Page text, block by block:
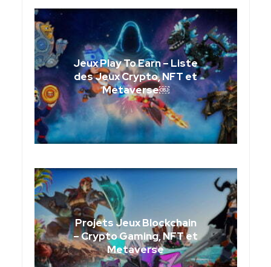
Jeux Play To Earn – Liste
des Jeux Crypto, NFT et
Metaverse￼
Projets Jeux Blockchain
– Crypto Gaming, NFT et
Metaverse